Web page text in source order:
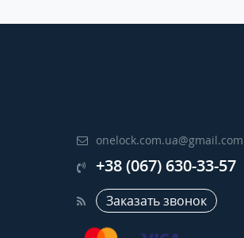
onelock.com.ua@gmail.com
+38 (067) 630-33-57
Заказать звонок